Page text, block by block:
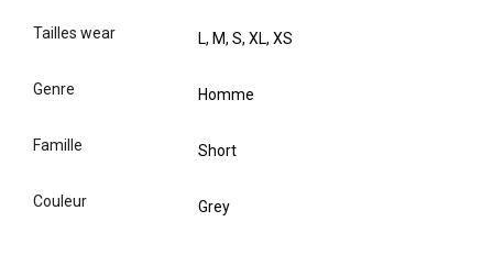
tailles wear L, M, S, XL, XS
genre Homme
famille Short
couleur Grey